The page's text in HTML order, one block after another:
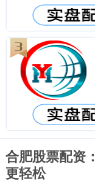
合肥股票配资
更轻松